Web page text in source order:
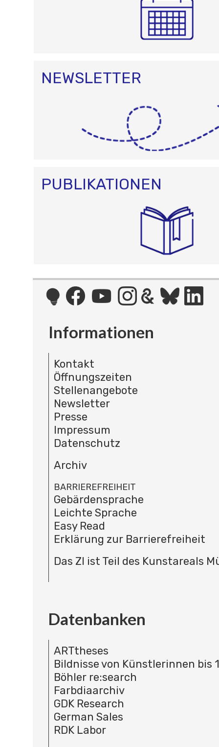
NEWSLETTER
PUBLIKATIONEN
Informationen
Kontakt
Öffnungszeiten
Stellenangebote
Newsletter
Presse
Impressum
Datenschutz
Archiv
BARRIEREFREIHEIT
Gebärdensprache
Leichte Sprache
Easy Read
Erklärung zur Barrierefreiheit
Das ZI ist Teil des Kunstareals
Datenbanken
ARTtheses
Bildnisse von Künstlerinnen bis
Böhler re:search
Farbdiaarchiv
GDK Research
German Sales
RDK Labor